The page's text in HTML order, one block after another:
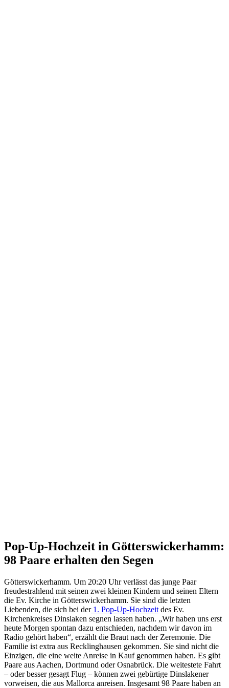
Pop-Up-Hochzeit in Götterswickerhamm:
98 Paare erhalten den Segen
Götterswickerhamm. Um 20:20 Uhr verlässt das junge Paar
freudestrahlend mit seinen zwei kleinen Kindern und seinen Eltern
die Ev. Kirche in Götterswickerhamm. Sie sind die letzten
Liebenden, die sich bei der1. Pop-Up-Hochzeit des Ev.
Kirchenkreises Dinslaken segnen lassen haben. „Wir haben uns erst
heute Morgen spontan dazu entschieden, nachdem wir davon im
Radio gehört haben“, erzählt die Braut nach der Zeremonie. Die
Familie ist extra aus Recklinghausen gekommen. Sie sind nicht die
Einzigen, die eine weite Anreise in Kauf genommen haben. Es gibt
Paare aus Aachen, Dortmund oder Osnabrück. Die weitestete Fahrt
– oder besser gesagt Flug – können zwei gebürtige Dinslakener
vorweisen, die aus Mallorca anreisen. Insgesamt 98 Paare haben an